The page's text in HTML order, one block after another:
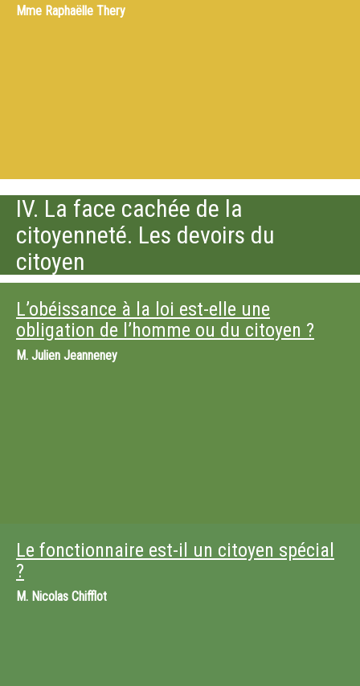
Mme Raphaëlle Thery
IV. La face cachée de la
citoyenneté. Les devoirs du
citoyen
L’obéissance à la loi est-elle une
obligation de l’homme ou du citoyen ?
M. Julien Jeanneney
Le fonctionnaire est-il un citoyen spécial
?
M. Nicolas Chifflot